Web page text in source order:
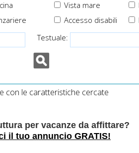
Vista mare
Accesso disabili
Testuale:
con le caratteristiche cercate
per vacanze da affittare?
il tuo annuncio GRATIS!